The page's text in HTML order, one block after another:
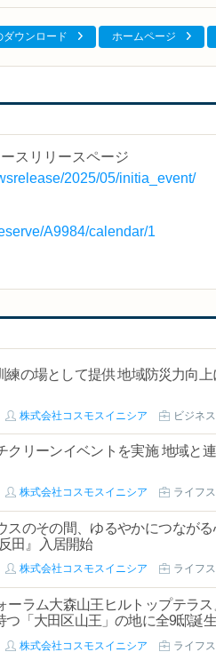
ダウンロード ホームページ
スリリースページ
2025/05/initia_event/
A9984/calendar/1
練の場として提供 地域防災力向
株式会社コスモスイニシア ビジネス
クリーンイベントを実施 地域と
株式会社コスモスイニシア ライフ
スのその間、ゆるやかにつなが
田』入居開始
株式会社コスモスイニシア ライフ
ーラム大森山王ヒルトップテラ
つ「大田区山王」の地に全9邸誕生
株式会社コスモスイニシア ライフ